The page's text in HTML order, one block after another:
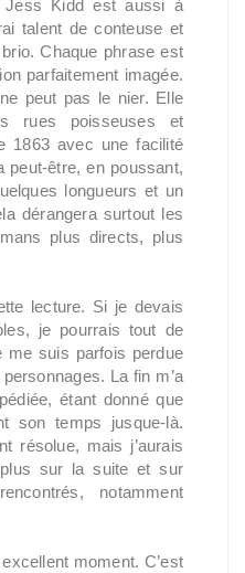
Jess Kidd est aussi à
talent de conteuse et
Chaque phrase est
parfaitement imagée.
peut pas le nier. Elle
rues poisseuses et
1863 avec une facilité
peut-être, en poussant,
longueurs et un
dérangera surtout les
plus directs, plus
lecture. Si je devais
je pourrais tout de
me suis parfois perdue
La fin m’a
étant donné que
son temps jusque-là.
résolue, mais j’aurais
sur la suite et sur
notamment
moment. C’est